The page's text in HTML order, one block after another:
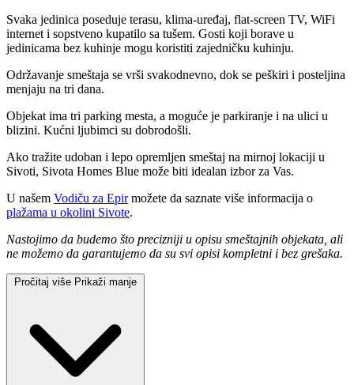
Svaka jedinica poseduje terasu, klima-uređaj, flat-screen TV, WiFi
internet i sopstveno kupatilo sa tušem. Gosti koji borave u
jedinicama bez kuhinje mogu koristiti zajedničku kuhinju.
Održavanje smeštaja se vrši svakodnevno, dok se peškiri i posteljina
menjaju na tri dana.
Objekat ima tri parking mesta, a moguće je parkiranje i na ulici u
blizini. Kućni ljubimci su dobrodošli.
Ako tražite udoban i lepo opremljen smeštaj na mirnoj lokaciji u
Sivoti, Sivota Homes Blue može biti idealan izbor za Vas.
U našem Vodiču za Epirmožete da saznate više informacija o
plažama u okolini Sivote.
Nastojimo da budemo što precizniji u opisu smeštajnih objekata, ali
ne možemo da garantujemo da su svi opisi kompletni i bez grešaka.
Pročitaj više Prikaži manje